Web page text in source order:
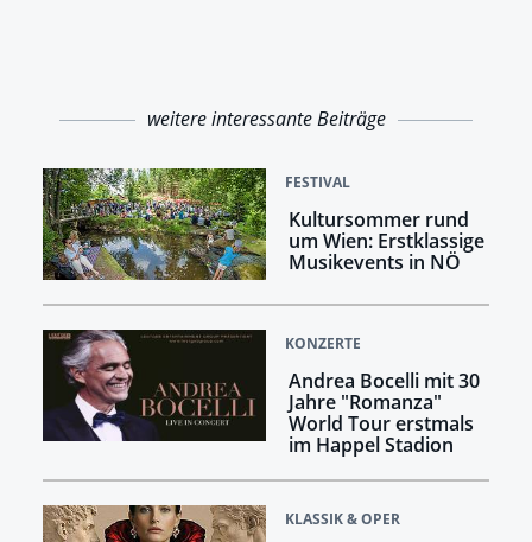
weitere interessante Beiträge
FESTIVAL
Kultursommer rund
um Wien: Erstklassige
Musikevents in NÖ
KONZERTE
Andrea Bocelli mit 30
Jahre "Romanza"
World Tour erstmals
im Happel Stadion
KLASSIK & OPER